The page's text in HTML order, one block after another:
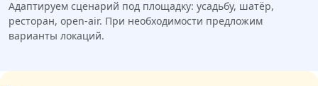
Адаптируем сценарий под площадку: усадьбу, шатёр,
ресторан, open-air. При необходимости предложим
варианты локаций.